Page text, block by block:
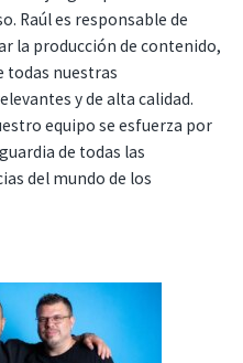
Raúl es responsable de
la producción de contenido,
todas nuestras
y de alta calidad.
equipo se esfuerza por
de todas las
del mundo de los